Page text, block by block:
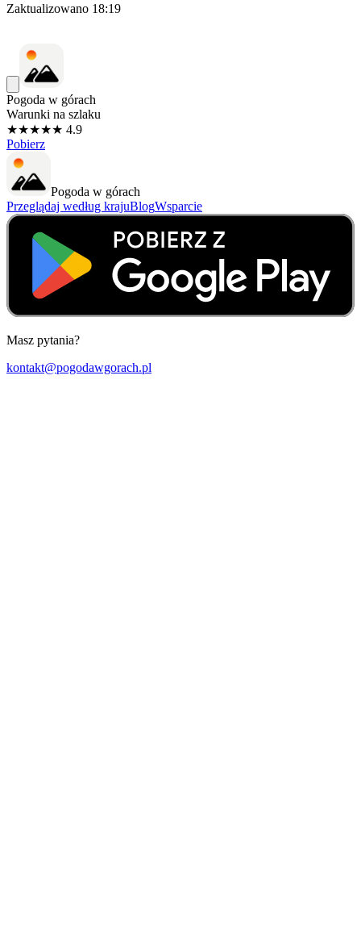
Zaktualizowano 18:19
Pogoda w górach
Warunki na szlaku
★★★★★ 4.9
Pobierz
Pogoda w górach
Przeglądaj według krajuBlogWsparcie
Masz pytania?
kontakt@pogodawgorach.pl